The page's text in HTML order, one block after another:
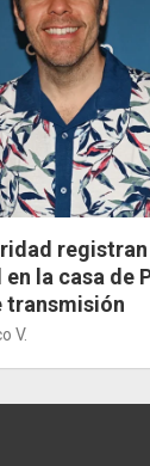
la casa de
transmisión
V.